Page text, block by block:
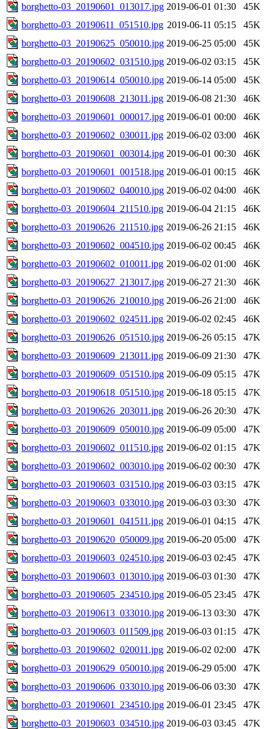
borghetto-03_20190601_013017.jpg 2019-06-01 01:30
45K
borghetto-03_20190611_051510.jpg 2019-06-11 05:15
45K
borghetto-03_20190625_050010.jpg 2019-06-25 05:00
45K
borghetto-03_20190602_031510.jpg 2019-06-02 03:15
45K
borghetto-03_20190614_050010.jpg 2019-06-14 05:00
45K
borghetto-03_20190608_213011.jpg 2019-06-08 21:30
46K
borghetto-03_20190601_000017.jpg 2019-06-01 00:00
46K
borghetto-03_20190602_030011.jpg 2019-06-02 03:00
46K
borghetto-03_20190601_003014.jpg 2019-06-01 00:30
46K
borghetto-03_20190601_001518.jpg 2019-06-01 00:15
46K
borghetto-03_20190602_040010.jpg 2019-06-02 04:00
46K
borghetto-03_20190604_211510.jpg 2019-06-04 21:15
46K
borghetto-03_20190626_211510.jpg 2019-06-26 21:15
46K
borghetto-03_20190602_004510.jpg 2019-06-02 00:45
46K
borghetto-03_20190602_010011.jpg 2019-06-02 01:00
46K
borghetto-03_20190627_213017.jpg 2019-06-27 21:30
46K
borghetto-03_20190626_210010.jpg 2019-06-26 21:00
46K
borghetto-03_20190602_024511.jpg 2019-06-02 02:45
46K
borghetto-03_20190626_051510.jpg 2019-06-26 05:15
47K
borghetto-03_20190609_213011.jpg 2019-06-09 21:30
47K
borghetto-03_20190609_051510.jpg 2019-06-09 05:15
47K
borghetto-03_20190618_051510.jpg 2019-06-18 05:15
47K
borghetto-03_20190626_203011.jpg 2019-06-26 20:30
47K
borghetto-03_20190609_050010.jpg 2019-06-09 05:00
47K
borghetto-03_20190602_011510.jpg 2019-06-02 01:15
47K
borghetto-03_20190602_003010.jpg 2019-06-02 00:30
47K
borghetto-03_20190603_031510.jpg 2019-06-03 03:15
47K
borghetto-03_20190603_033010.jpg 2019-06-03 03:30
47K
borghetto-03_20190601_041511.jpg 2019-06-01 04:15
47K
borghetto-03_20190620_050009.jpg 2019-06-20 05:00
47K
borghetto-03_20190603_024510.jpg 2019-06-03 02:45
47K
borghetto-03_20190603_013010.jpg 2019-06-03 01:30
47K
borghetto-03_20190605_234510.jpg 2019-06-05 23:45
47K
borghetto-03_20190613_033010.jpg 2019-06-13 03:30
47K
borghetto-03_20190603_011509.jpg 2019-06-03 01:15
47K
borghetto-03_20190602_020011.jpg 2019-06-02 02:00
47K
borghetto-03_20190629_050010.jpg 2019-06-29 05:00
47K
borghetto-03_20190606_033010.jpg 2019-06-06 03:30
47K
borghetto-03_20190601_234510.jpg 2019-06-01 23:45
47K
borghetto-03_20190603_034510.jpg 2019-06-03 03:45
47K